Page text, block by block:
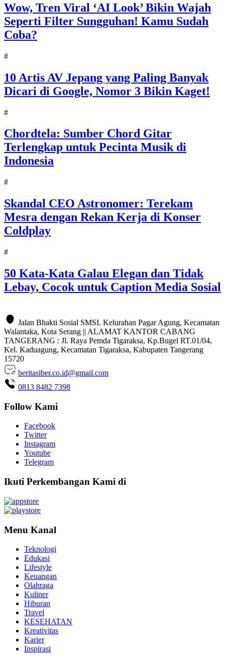
Wow, Tren Viral ‘AI Look’ Bikin Wajah
Seperti Filter Sungguhan! Kamu Sudah
Coba?
#
10 Artis AV Jepang yang Paling Banyak
Dicari di Google, Nomor 3 Bikin Kaget!
#
Chordtela: Sumber Chord Gitar
Terlengkap untuk Pecinta Musik di
Indonesia
#
Skandal CEO Astronomer: Terekam
Mesra dengan Rekan Kerja di Konser
Coldplay
#
50 Kata-Kata Galau Elegan dan Tidak
Lebay, Cocok untuk Caption Media Sosial
Jalan Bhakti Sosial SMSI. Kelurahan Pagar Agung, Kecamatan
Walantaka, Kota Serang || ALAMAT KANTOR CABANG
TANGERANG : Jl. Raya Pemda Tigaraksa, Kp.Bugel RT.01/04,
Kel. Kaduagung, Kecamatan Tigaraksa, Kabupaten Tangerang
15720
beritasiber.co.id@gmail.com
0813 8482 7398
Follow Kami
Facebook
Twitter
Instagram
Youtube
Telegram
Ikuti Perkembangan Kami di
Menu Kanal
Teknologi
Edukasi
Lifestyle
Keuangan
Olahraga
Kuliner
Hiburan
Travel
KESEHATAN
Kreativitas
Karier
Inspirasi